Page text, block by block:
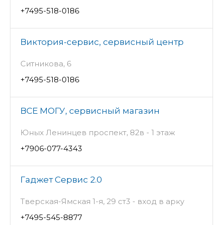
+7495-518-0186
Виктория-сервис, сервисный центр
Ситникова, 6
+7495-518-0186
ВСЕ МОГУ, сервисный магазин
Юных Ленинцев проспект, 82в - 1 этаж
+7906-077-4343
Гаджет Сервис 2.0
Тверская-Ямская 1-я, 29 ст3 - вход в арку
+7495-545-8877